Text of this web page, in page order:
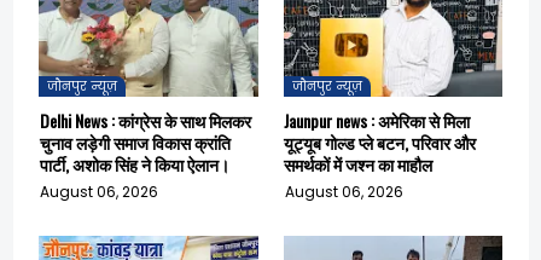
जौनपुर न्यूज़
Delhi News : कांग्रेस के साथ मिलकर
चुनाव लड़ेगी समाज विकास क्रांति
पार्टी, अशोक सिंह ने किया ऐलान।
August 06, 2026
जौनपुर न्यूज़
Jaunpur news : अमेरिका से मिला
यूट्यूब गोल्ड प्ले बटन, परिवार और
समर्थकों में जश्न का माहौल
August 06, 2026